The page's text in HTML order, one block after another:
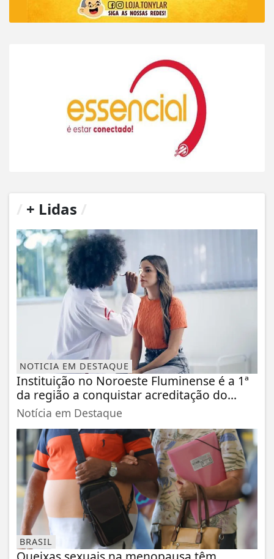
+ Lidas
NOTICIA EM DESTAQUE
Instituição no Noroeste Fluminense é a 1ª
da região a conquistar acreditação do...
Notícia em Destaque
BRASIL